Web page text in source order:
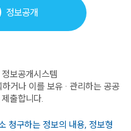
정보공개
보공개시스템
거나 이를 보유 · 관리하는 공공
출합니다.
청구하는 정보의 내용, 정보형